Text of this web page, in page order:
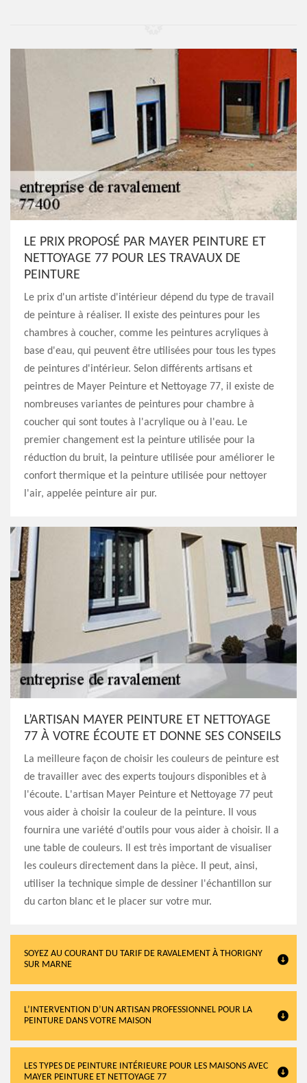
LE PRIX PROPOSÉ PAR MAYER PEINTURE ET
NETTOYAGE 77 POUR LES TRAVAUX DE
PEINTURE
Le prix d'un artiste d'intérieur dépend du type de travail
de peinture à réaliser. Il existe des peintures pour les
chambres à coucher, comme les peintures acryliques à
base d'eau, qui peuvent être utilisées pour tous les types
de peintures d'intérieur. Selon différents artisans et
peintres de Mayer Peinture et Nettoyage 77, il existe de
nombreuses variantes de peintures pour chambre à
coucher qui sont toutes à l'acrylique ou à l'eau. Le
premier changement est la peinture utilisée pour la
réduction du bruit, la peinture utilisée pour améliorer le
confort thermique et la peinture utilisée pour nettoyer
l'air, appelée peinture air pur.
L’ARTISAN MAYER PEINTURE ET NETTOYAGE
77 À VOTRE ÉCOUTE ET DONNE SES CONSEILS
La meilleure façon de choisir les couleurs de peinture est
de travailler avec des experts toujours disponibles et à
l'écoute. L'artisan Mayer Peinture et Nettoyage 77 peut
vous aider à choisir la couleur de la peinture. Il vous
fournira une variété d'outils pour vous aider à choisir. Il a
une table de couleurs. Il est très important de visualiser
les couleurs directement dans la pièce. Il peut, ainsi,
utiliser la technique simple de dessiner l'échantillon sur
du carton blanc et le placer sur votre mur.
SOYEZ AU COURANT DU TARIF DE RAVALEMENT À THORIGNY
SUR MARNE
L’INTERVENTION D’UN ARTISAN PROFESSIONNEL POUR LA
PEINTURE DANS VOTRE MAISON
LES TYPES DE PEINTURE INTÉRIEURE POUR LES MAISONS AVEC
MAYER PEINTURE ET NETTOYAGE 77